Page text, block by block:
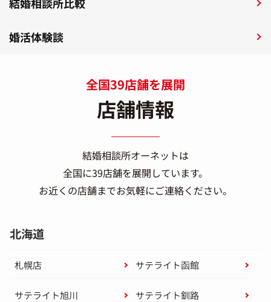
婚活体験談
全国39店舗を展開
店舗情報
結婚相談所オーネットは
全国に39店舗を展開しています。
お近くの店舗までお気軽にご連絡ください。
北海道
札幌店 サテライト函館
サテライト旭川 サテライト釧路